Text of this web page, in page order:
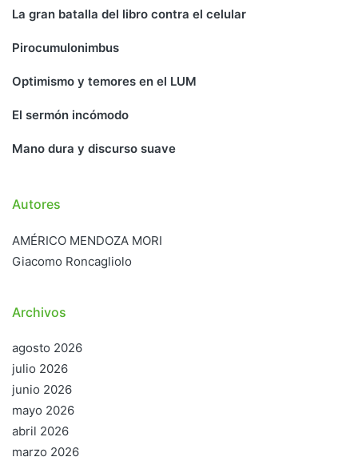
La gran batalla del libro contra el celular
Pirocumulonimbus
Optimismo y temores en el LUM
El sermón incómodo
Mano dura y discurso suave
Autores
AMÉRICO MENDOZA MORI
Giacomo Roncagliolo
Archivos
agosto 2026
julio 2026
junio 2026
mayo 2026
abril 2026
marzo 2026